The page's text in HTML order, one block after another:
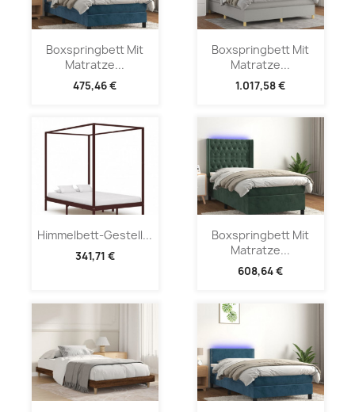
Boxspringbett Mit
Matratze...
475,46 €
Boxspringbett Mit
Matratze...
1.017,58 €
Himmelbett-Gestell...
341,71 €
Boxspringbett Mit
Matratze...
608,64 €